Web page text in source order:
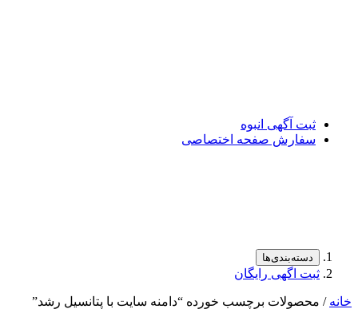
ثبت آگهی انبوه
سفارش صفحه اختصاصی
دسته‌بندی‌ها
ثبت اگهی رایگان
خانه / محصولات برچسب خورده “دامنه سایت با پتانسیل رشد”